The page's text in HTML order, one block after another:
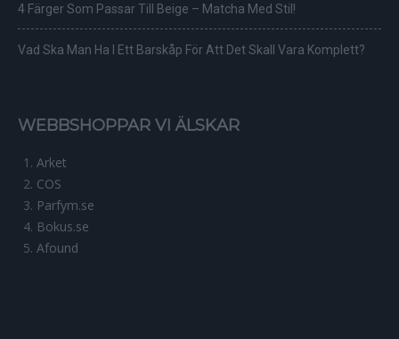
4 Färger Som Passar Till Beige – Matcha Med Stil!
Vad Ska Man Ha I Ett Barskåp För Att Det Skall Vara Komplett?
WEBBSHOPPAR VI ÄLSKAR
Arket
COS
Parfym.se
Bokus.se
Afound